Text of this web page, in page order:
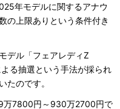
年モデルに関するアナウ
の上限ありという条件付き
デル「フェアレディZ
る抽選という手法が採られ
たのです。
万7800円～930万2700円で